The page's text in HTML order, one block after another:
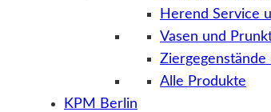
Herend Service
Vasen und
Ziergegenstände
Alle Produkte
KPM Berlin